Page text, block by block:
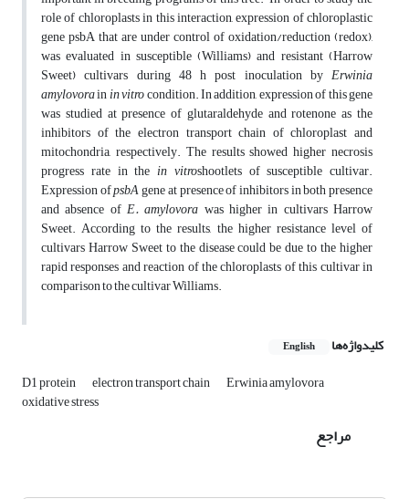
role of chloroplasts in this interaction, expression of chloroplastic
gene psbA that are under control of oxidation/reduction (redox),
was evaluated in susceptible (Williams) and resistant (Harrow
Sweet) cultivars during 48 h post inoculation by Erwinia
amylovorainin vitrocondition. In addition, expression of this gene
was studied at presence of glutaraldehyde and rotenone as the
inhibitors of the electron transport chain of chloroplast and
mitochondria, respectively. The results showed higher necrosis
progress rate in the in vitroshootlets of susceptible cultivar.
Expression ofpsbAgene at presence of inhibitors in both presence
and absence of E. amylovora was higher in cultivars Harrow
Sweet. According to the results, the higher resistance level of
cultivars Harrow Sweet to the disease could be due to the higher
rapid responses and reaction of the chloroplasts of this cultivar in
comparison to the cultivar Williams.
کلیدواژه‌ها English
D1 protein electron transport chain Erwinia amylovora
oxidative stress
مراجع